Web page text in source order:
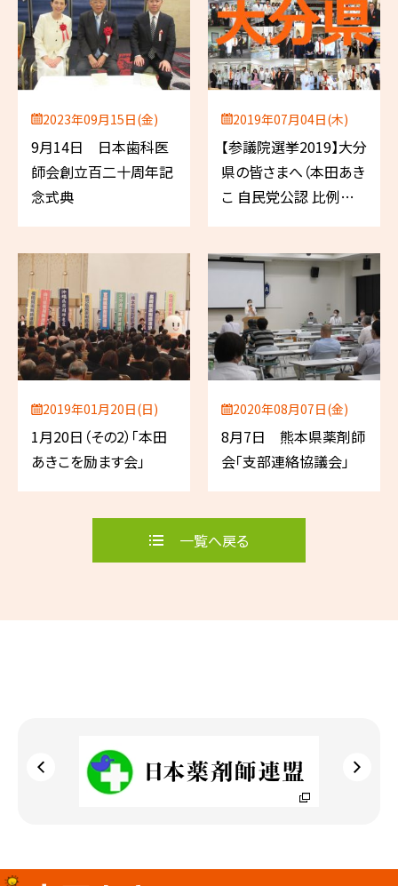
2023年09月15日(金)
9月14日 日本歯科医
師会創立百二十周年記
念式典
2019年07月04日(木)
【参議院選挙2019】大分
県の皆さまへ（本田あき
こ 自民党公認 比例代
2019年01月20日(日)
1月20日（その2）「本田
あきこを励ます会」
2020年08月07日(金)
8月7日 熊本県薬剤師
会「支部連絡協議会」
一覧へ戻る